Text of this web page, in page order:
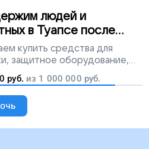
людей и
в Туапсе после
мазута
купить средства для
защитное оборудование,
руб. из 1 000 000 руб.